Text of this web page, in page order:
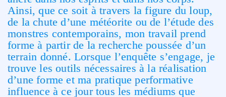
Ainsi, que ce soit à travers la figure du loup,
de la chute d’une météorite ou de l’étude des
monstres contemporains, mon travail prend
forme à partir de la recherche poussée d’un
terrain donné. Lorsque l’enquête s’engage, je
trouve les outils nécessaires à la réalisation
d’une forme et ma pratique performative
influence à ce jour tous les médiums que